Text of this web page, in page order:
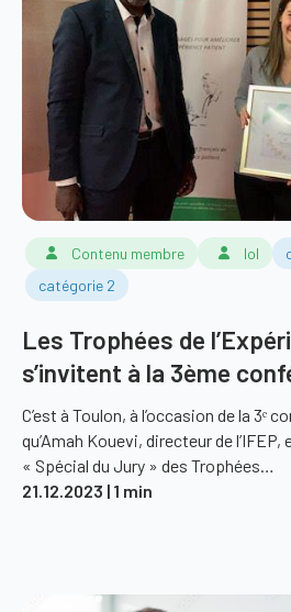
Contenu membre lol
catégorie 2
Les Trophées de
s’invitent à la 3ème
C’est à Toulon, à l’occasion de la 3ᵉ
qu’Amah Kouevi, directeur de
« Spécial du Jury » des Trophées…
21.12.2023 | 1 min